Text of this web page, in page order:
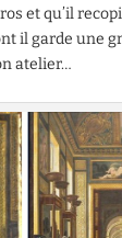
et qu’il
il garde une
atelier…